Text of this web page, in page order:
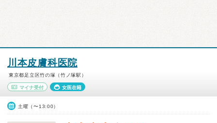
川本皮膚科医院
東京都足立区竹の塚（竹ノ塚駅）
マイナ受付 女医在籍
土曜（〜13:00）